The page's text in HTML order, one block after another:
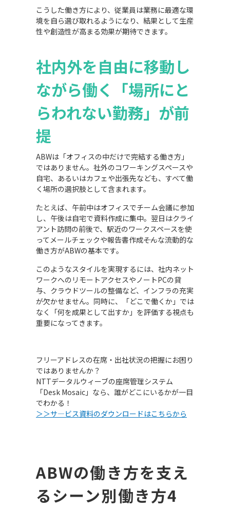
こうした働き方により、従業員は業務に最適な環
境を自ら選び取れるようになり、結果として生産
性や創造性が高まる効果が期待できます。
社内外を自由に移動し
ながら働く「場所にと
らわれない勤務」が前
提
ABWは「オフィスの中だけで完結する働き方」
ではありません。社外のコワーキングスペースや
自宅、あるいはカフェや出張先なども、すべて働
く場所の選択肢として含まれます。
たとえば、午前中はオフィスでチーム会議に参加
し、午後は自宅で資料作成に集中。翌日はクライ
アント訪問の前後で、駅近のワークスペースを使
ってメールチェックや報告書作成――そんな流動的な
働き方がABWの基本です。
このようなスタイルを実現するには、社内ネット
ワークへのリモートアクセスやノートPCの貸
与、クラウドツールの整備など、インフラの充実
が欠かせません。同時に、「どこで働くか」では
なく「何を成果として出すか」を評価する視点も
重要になってきます。
フリーアドレスの在席・出社状況の把握にお困り
ではありませんか？
NTTデータルウィーブの座席管理システム
「Desk Mosaic」なら、誰がどこにいるかが一目
でわかる！
＞＞サ―ビス資料のダウンロードはこちらから
ABWの働き方を支え
るシーン別働き方4